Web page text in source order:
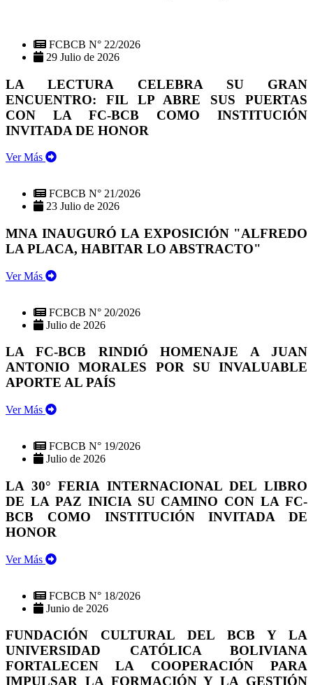
FCBCB N° 22/2026
29 Julio de 2026
LA LECTURA CELEBRA SU GRAN
ENCUENTRO: FIL LP ABRE SUS PUERTAS
CON LA FC-BCB COMO INSTITUCIÓN
INVITADA DE HONOR
Ver Más
FCBCB N° 21/2026
23 Julio de 2026
MNA INAUGURÓ LA EXPOSICIÓN "ALFREDO
LA PLACA, HABITAR LO ABSTRACTO"
Ver Más
FCBCB N° 20/2026
Julio de 2026
LA FC-BCB RINDIÓ HOMENAJE A JUAN
ANTONIO MORALES POR SU INVALUABLE
APORTE AL PAÍS
Ver Más
FCBCB N° 19/2026
Julio de 2026
LA 30° FERIA INTERNACIONAL DEL LIBRO
DE LA PAZ INICIA SU CAMINO CON LA FC-
BCB COMO INSTITUCIÓN INVITADA DE
HONOR
Ver Más
FCBCB N° 18/2026
Junio de 2026
FUNDACIÓN CULTURAL DEL BCB Y LA
UNIVERSIDAD CATÓLICA BOLIVIANA
FORTALECEN LA COOPERACIÓN PARA
IMPULSAR LA FORMACIÓN Y LA GESTIÓN